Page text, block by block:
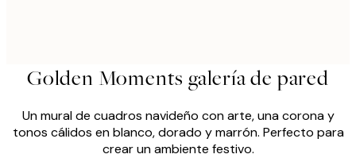
Golden Moments galería de pared
Un mural de cuadros navideño con arte, una corona y
tonos cálidos en blanco, dorado y marrón. Perfecto para
crear un ambiente festivo.